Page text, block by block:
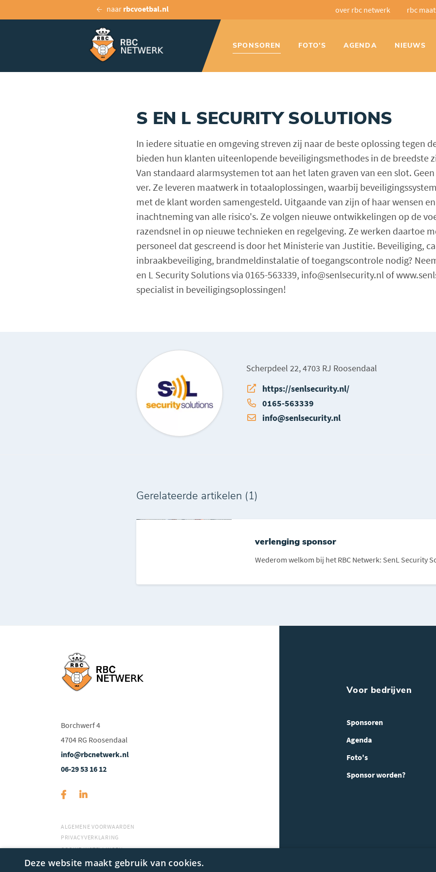
over rbc netwerk rbc
naar rbcvoetbal.nl
SPONSOREN FOTO'S AGENDA NIEUWS
S EN L SECURITY SOLUTIONS
In iedere situatie en omgeving streven zij naar de beste oplossing tegen
bieden hun klanten uiteenlopende beveiligingsmethodes in de breedste
Van standaard alarmsystemen tot aan het laten graven van een slot.
ver. Ze leveren maatwerk in totaaloplossingen, waarbij
met de klant worden samengesteld. Uitgaande van zijn of haar wensen
inachtneming van alle risico's. Ze volgen nieuwe ontwikkelingen op de
razendsnel in op nieuwe technieken en regelgeving. Ze werken daartoe
personeel dat gescreend is door het Ministerie van Justitie. Beveiliging,
inbraakbeveiliging, brandmeldinstalatie of toegangscontrole nodig?
en L Security Solutions via 0165-563339, info@senlsecurity.nl of
specialist in beveiligingsoplossingen!
Scherpdeel 22, 4703 RJ Roosendaal
https://senlsecurity.nl/
0165-563339
info@senlsecurity.nl
Gerelateerde artikelen (1)
verlenging sponsor
Wederom welkom bij het RBC Netwerk: SenL Security
Borchwerf 4
4704 RG Roosendaal
info@rbcnetwerk.nl
06-29 53 16 12
ALGEMENE VOORWAARDEN
PRIVACYVERKLARING
COOKIE INSTELLINGEN
Voor bedrijven
Sponsoren
Agenda
Foto's
Sponsor worden?
Deze website maakt gebruik van cookies.